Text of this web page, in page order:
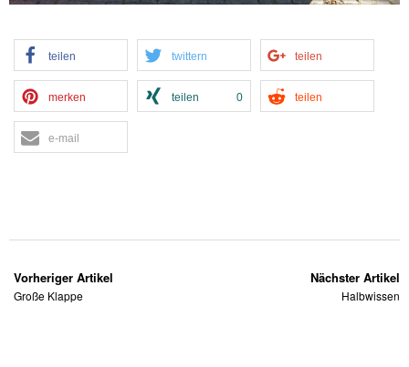
teilen twittern teilen
merken teilen 0 teilen
e-mail
Vorheriger Artikel
Große Klappe
Nächster Artikel
Halbwissen